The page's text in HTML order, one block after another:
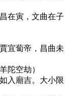
在寅，文曲在子
宜蔔帝，昌曲未
陀空劫）
入廟吉。大小限